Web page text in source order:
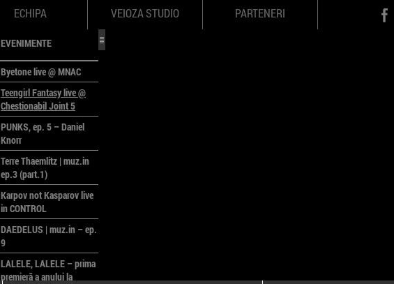
ECHIPA VEIOZA STUDIO PARTENERI
EVENIMENTE
Byetone live @ MNAC
Teengirl Fantasy live @
Chestionabil Joint 5
PUNKS, ep. 5 – Daniel
Knorr
Terre Thaemlitz | muz.in
ep.3 (part.1)
Karpov not Kasparov live
in CONTROL
DAEDELUS | muz.in – ep.
9
LALELE, LALELE – prima
premieră a anului la